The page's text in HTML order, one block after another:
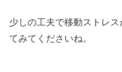
少しの工夫で移動ストレ
てみてくださいね。